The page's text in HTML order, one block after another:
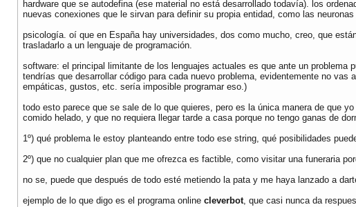
hardware que se autodefina (ese material no está desarrollado todavía). los
nuevas conexiones que le sirvan para definir su propia entidad, como las neuronas
psicología. oí que en España hay universidades, dos como mucho, creo, que
trasladarlo a un lenguaje de programación.
software: el principal limitante de los lenguajes actuales es que ante un
tendrías que desarrollar código para cada nuevo problema, evidentemente no
empáticas, gustos, etc. sería imposible programar eso.)
todo esto parece que se sale de lo que quieres, pero es la única manera de que
comido helado, y que no requiera llegar tarde a casa porque no tengo ganas de
1º) qué problema le estoy planteando entre todo ese string, qué posibilidades
2º) que no cualquier plan que me ofrezca es factible, como visitar una funeraria
no se, puede que después de todo esté metiendo la pata y me haya lanzado a
ejemplo de lo que digo es el programa online cleverbot, que casi nunca da